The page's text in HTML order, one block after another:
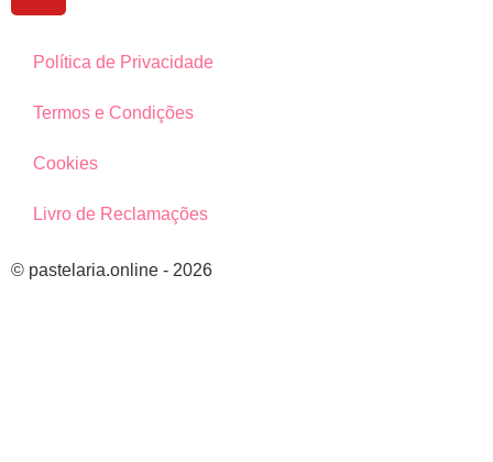
Política de Privacidade
Termos e Condições
Cookies
Livro de Reclamações
© pastelaria.online - 2026